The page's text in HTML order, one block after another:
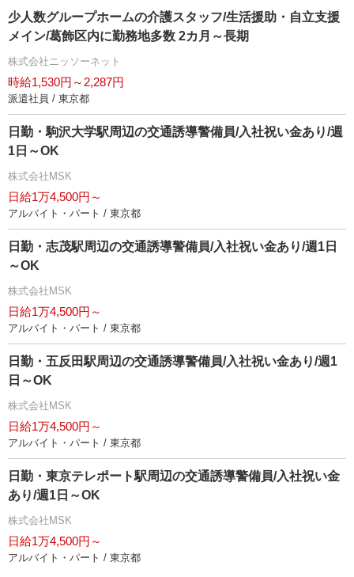
少人数グループホームの介護スタッフ/生活援助・自立支援
メイン/葛飾区内に勤務地多数 2カ月～長期
株式会社ニッソーネット
時給1,530円～2,287円
派遣社員 / 東京都
日勤・駒沢大学駅周辺の交通誘導警備員/入社祝い金あり/週
1日～OK
株式会社MSK
日給1万4,500円～
アルバイト・パート / 東京都
日勤・志茂駅周辺の交通誘導警備員/入社祝い金あり/週1日
～OK
株式会社MSK
日給1万4,500円～
アルバイト・パート / 東京都
日勤・五反田駅周辺の交通誘導警備員/入社祝い金あり/週1
日～OK
株式会社MSK
日給1万4,500円～
アルバイト・パート / 東京都
日勤・東京テレポート駅周辺の交通誘導警備員/入社祝い金
あり/週1日～OK
株式会社MSK
日給1万4,500円～
アルバイト・パート / 東京都